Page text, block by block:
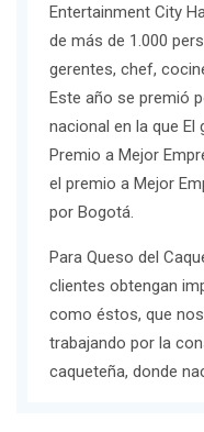
Entertainment City
de más de 1.000
gerentes, chef,
Este año se premió
nacional en la que El
Premio a Mejor
el premio a Mejor
por Bogotá.
Para Queso del
clientes obtengan
como éstos, que
trabajando por la
caqueteña, donde